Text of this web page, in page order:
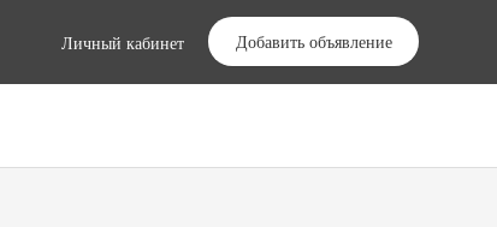
Личный кабинет Добавить объявление